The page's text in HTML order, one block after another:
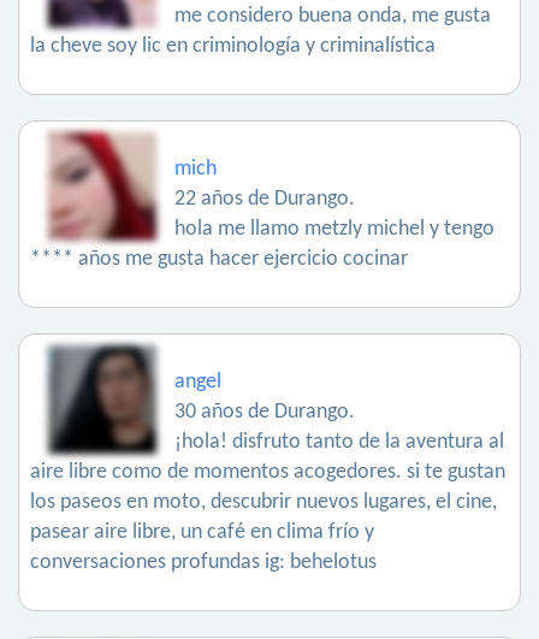
me considero buena onda, me gusta
la cheve soy lic en criminología y criminalística
mich
22 años de Durango.
hola me llamo metzly michel y tengo
**** años me gusta hacer ejercicio cocinar
angel
30 años de Durango.
¡hola! disfruto tanto de la aventura al
aire libre como de momentos acogedores. si te gustan
los paseos en moto, descubrir nuevos lugares, el cine,
pasear aire libre, un café en clima frío y
conversaciones profundas ig: behelotus